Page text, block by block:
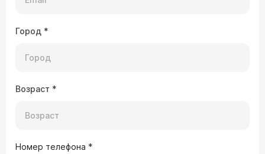
Город *
Возраст *
Номер телефона *